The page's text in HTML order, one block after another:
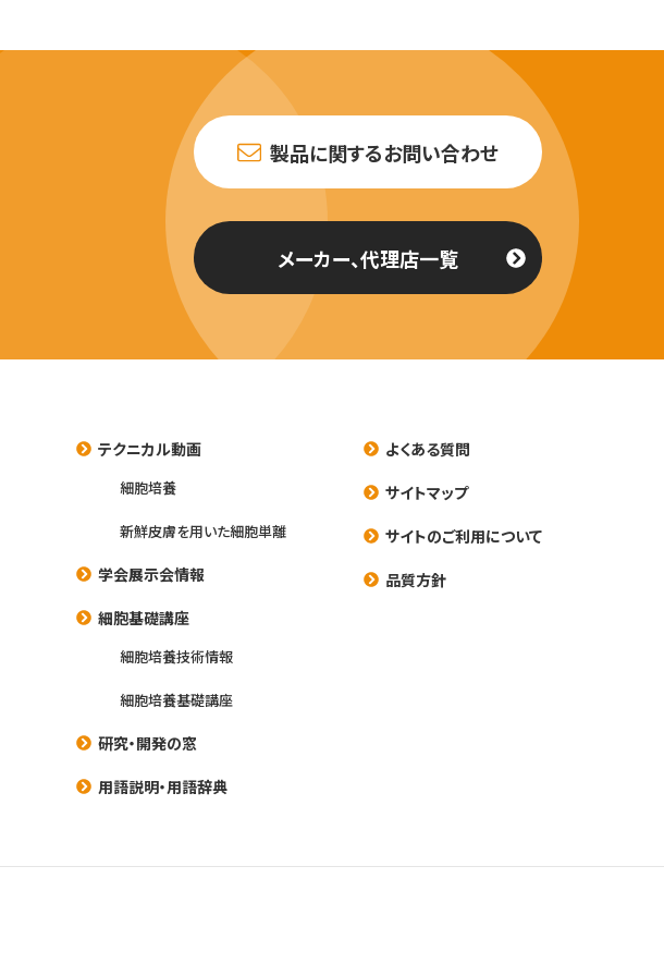
製品に関するお問い合わせ
メーカー、代理店一覧
テクニカル動画
細胞培養
新鮮皮膚を用いた細胞単離
学会展示会情報
細胞基礎講座
細胞培養技術情報
細胞培養基礎講座
研究・開発の窓
用語説明・用語辞典
よくある質問
サイトマップ
サイトのご利用について
品質方針